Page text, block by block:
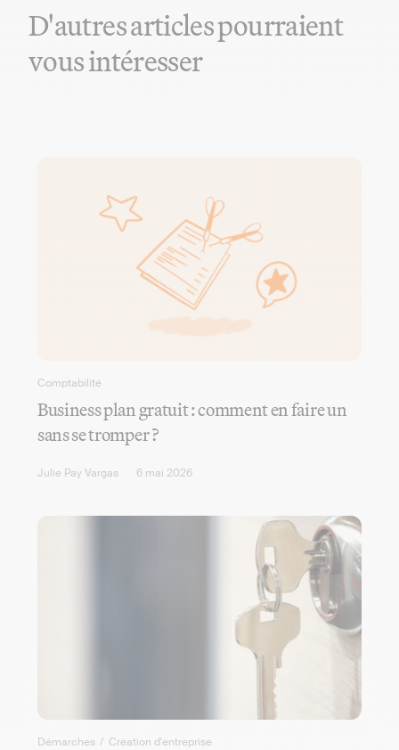
D'autres articles pourraient
vous intéresser
Comptabilité
Business plan gratuit : comment en faire un
sans se tromper ?
Julie Pay Vargas 6 mai 2026
Démarches / Création d'entreprise